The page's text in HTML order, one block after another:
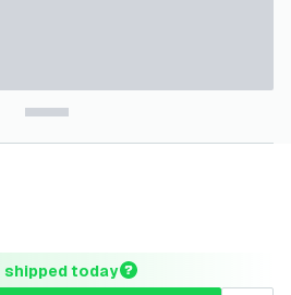
shipped today